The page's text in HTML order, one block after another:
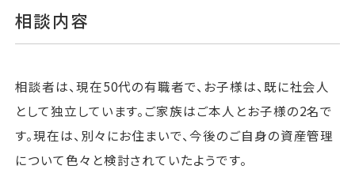
相談内容
相談者は、現在50代の有職者で、お子様は、既に社会人
として独立しています。ご家族はご本人とお子様の2名で
す。現在は、別々にお住まいで、今後のご自身の資産管理
について色々と検討されていたようです。